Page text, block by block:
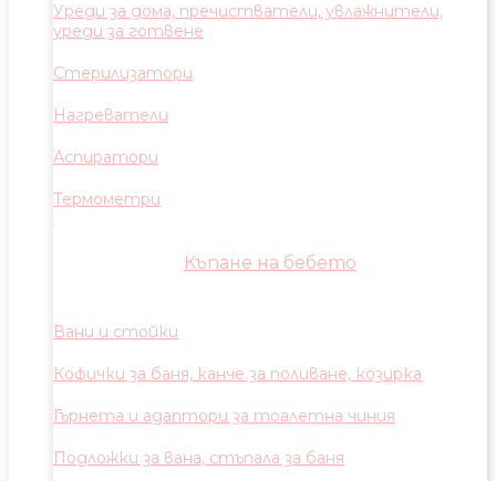
Уреди за дома, пречистватели, увлажнители,
уреди за готвене
Стерилизатори
Нагреватели
Аспиратори
Термометри
Къпане на бебето
Вани и стойки
Кофички за баня, канче за поливане, козирка
Гърнета и адаптори за тоалетна чиния
Подложки за вана, стъпала за баня